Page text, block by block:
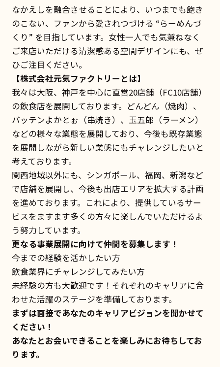
なかえしを融合させることにより、いつまでも飽き
のこない、ファンから愛されつづける “らーめんづ
くり” を目指しています。女性一人でも気兼ねなく
ご来店いただける清潔感ある空間デザインにも、ぜ
ひご注目ください。
【株式会社元気ファクトリーとは】
我々は大阪、神戸を中心に直営20店舗（FC10店舗）
の飲食店を展開しております。どんどん（焼肉）、
バッテンよかとぉ（串焼き）、玉五郎（ラーメン）
などの様々な業態を展開しており、今後も既存業態
を展開しながら新しい業態にもチャレンジしたいと
考えております。
関西地域以外にも、シンガポール、福岡、新潟など
で店舗を展開し、今後も出店エリアを拡大する計画
を進めております。これにより、提供しているサー
ビスをますます多くの方々に楽しんでいただけるよ
う努力しています。
更なる事業展開に向けて仲間を募集します！
今までの経験を活かしたい方
飲食業界にチャレンジしてみたい方
未経験の方も大歓迎です！それぞれのキャリアに合
わせた活躍のステージを準備しております。
まずは面接であなたのキャリアビジョンを聞かせて
ください！
あなたとお会いできることを楽しみにお待ちしてお
ります。